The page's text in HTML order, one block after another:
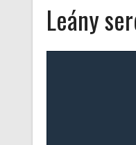
Leány